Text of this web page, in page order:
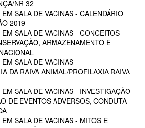
NR 32
SALA DE VACINAS - CALENDÁRIO
2019
SALA DE VACINAS - CONCEITOS
ARMAZENAMENTO E
SALA DE VACINAS -
DA RAIVA ANIMAL/PROFILAXIA RAIVA
SALA DE VACINAS - INVESTIGAÇÃO
DE EVENTOS ADVERSOS, CONDUTA
SALA DE VACINAS - MITOS E